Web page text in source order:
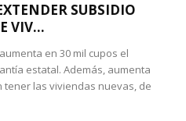
SUBSIDIO
VIV...
en 30 mil cupos el
estatal. Además, aumenta
las viviendas nuevas, de